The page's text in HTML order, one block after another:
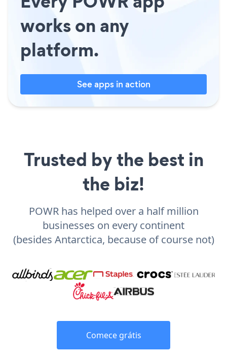
works on any
platform.
See apps in action
Trusted by the best in
the biz!
POWR has helped over a half million
businesses on every continent
(besides Antarctica, because of course not)
Comece grátis